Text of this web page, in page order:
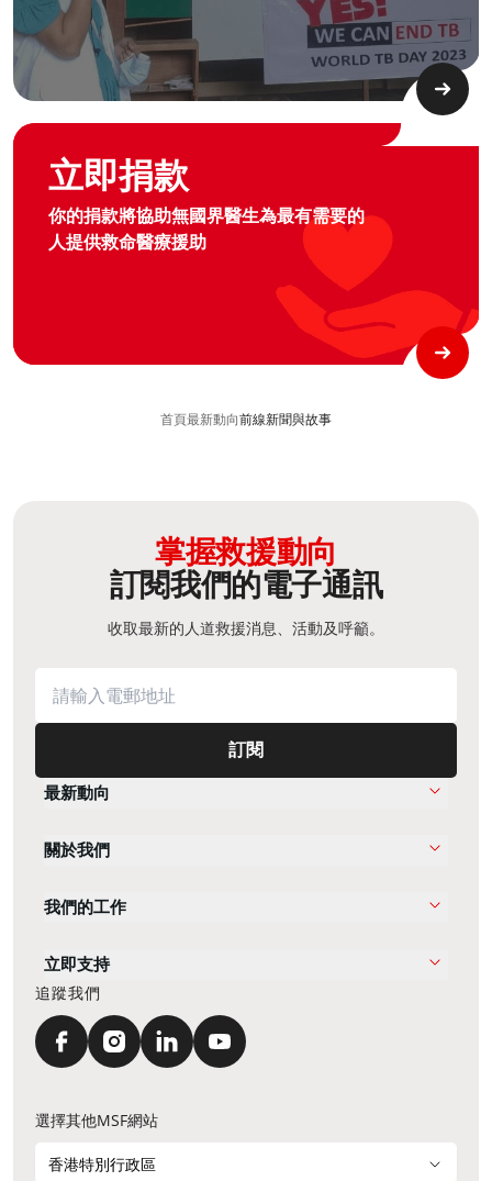
立即捐款
你的捐款將協助無國界醫生為最有需要的
人提供救命醫療援助
Graphic of hand with heart logo
首頁最新動向前線新聞與故事
掌握救援動向
訂閱我們的電子通訊
收取最新的人道救援消息、活動及呼籲。
訂閱
最新動向
關於我們
我們的工作
立即支持
追蹤我們
選擇其他MSF網站
香港特別行政區